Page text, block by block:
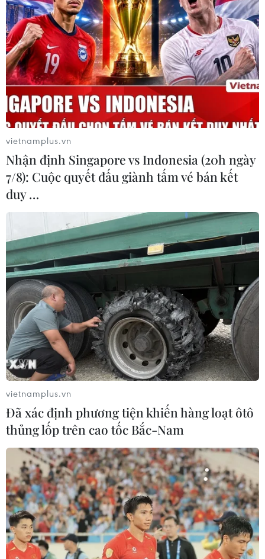
17/07/2019 00:55
Năm 2014, khi vừa đắc cử Tổng thống Indonesia nhiệm
kỳ đầu tiên, ông Jokowi đã nhấn mạnh tham vọng biến
Indonesia trở thành một trung tâm hàng hải toàn cầu.
ASEAN nhất trí công nhận lẫn nhau về các
sản phẩm xe hơi
19/07/2019 07:28
Các nước ASEAN chuẩn bị ký kết Thỏa thuận công nhận
lẫn nhau (MRA) về xe hơi và phụ tùng, giúp giảm chi
phí sản xuất và tạo thuận lợi cho hoạt động xuất nhập
khẩu ô tô giữa các quốc gia thành viên.
vietnamplus.vn
Nhận định Singapore vs Indonesia (20h ngày
7/8): Cuộc quyết đấu giành tấm vé bán kết
duy …
vietnamplus.vn
Đã xác định phương tiện khiến hàng loạt ôtô
thủng lốp trên cao tốc Bắc-Nam